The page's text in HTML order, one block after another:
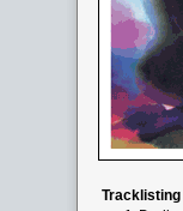
Tracklisting